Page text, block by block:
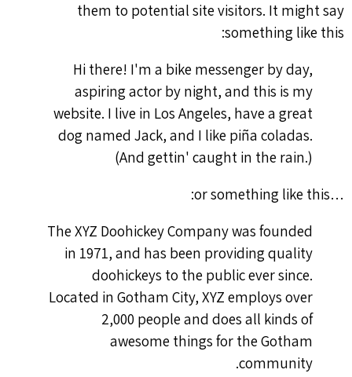
them to potential site visitors. It might say
something like this:
Hi there! I'm a bike messenger by day,
aspiring actor by night, and this is my
website. I live in Los Angeles, have a great
dog named Jack, and I like piña coladas.
(And gettin' caught in the rain.)
…or something like this:
The XYZ Doohickey Company was founded
in 1971, and has been providing quality
doohickeys to the public ever since.
Located in Gotham City, XYZ employs over
2,000 people and does all kinds of
awesome things for the Gotham
community.